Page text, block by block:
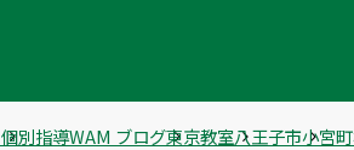
個別指導WAM ブログ東京教室八王子市小宮